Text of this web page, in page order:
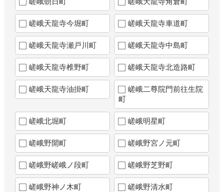
嵯峨天龍寺今堀町 嵯峨天龍寺車道町
嵯峨天龍寺瀬戸川町 嵯峨天龍寺中島町
嵯峨天龍寺椎野町 嵯峨天龍寺北造路町
嵯峨天龍寺油掛町
嵯峨二尊院門前往生院
町
嵯峨北堀町 嵯峨明星町
嵯峨野開町 嵯峨野宮ノ元町
嵯峨野嵯峨ノ段町 嵯峨野芝野町
嵯峨野神ノ木町 嵯峨野清水町